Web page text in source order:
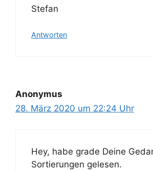
Stefan
Antworten
Anonymus
28. März 2020 um 22:24 Uhr
Hey, habe grade Deine
Sortierungen gelesen.